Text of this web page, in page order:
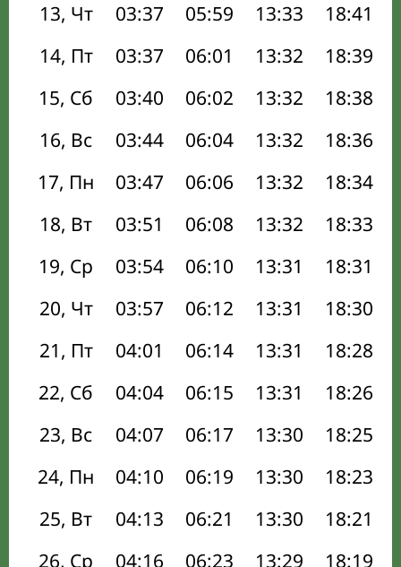
13, Чт
03:37 05:59 13:33 18:41
14, Пт
03:37 06:01 13:32 18:39
15, Сб
03:40 06:02 13:32 18:38
16, Вс
03:44 06:04 13:32 18:36
17, Пн
03:47 06:06 13:32 18:34
18, Вт
03:51 06:08 13:32 18:33
19, Ср
03:54 06:10 13:31 18:31
20, Чт
03:57 06:12 13:31 18:30
21, Пт
04:01 06:14 13:31 18:28
22, Сб
04:04 06:15 13:31 18:26
23, Вс
04:07 06:17 13:30 18:25
24, Пн
04:10 06:19 13:30 18:23
25, Вт
04:13 06:21 13:30 18:21
26, Ср
04:16 06:23 13:29 18:19